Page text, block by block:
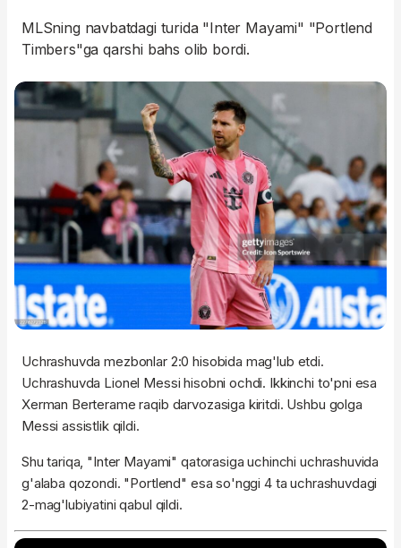
MLSning navbatdagi turida "Inter Mayami" "Portlend
Timbers"ga qarshi bahs olib bordi.
Uchrashuvda mezbonlar 2:0 hisobida mag'lub etdi.
Uchrashuvda Lionel Messi hisobni ochdi. Ikkinchi to'pni esa
Xerman Berterame raqib darvozasiga kiritdi. Ushbu golga
Messi assistlik qildi.
Shu tariqa, "Inter Mayami" qatorasiga uchinchi uchrashuvida
g'alaba qozondi. "Portlend" esa so'nggi 4 ta uchrashuvdagi
2-mag'lubiyatini qabul qildi.